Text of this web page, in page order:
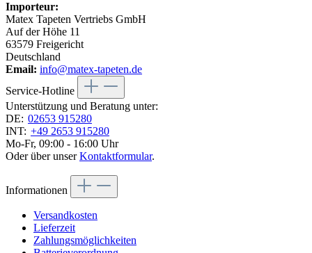
Importeur:
Matex Tapeten Vertriebs GmbH
Auf der Höhe 11
63579 Freigericht
Deutschland
Email: info@matex-tapeten.de
Service-Hotline
Unterstützung und Beratung unter:
DE: 02653 915280
INT: +49 2653 915280
Mo-Fr, 09:00 - 16:00 Uhr
Oder über unserKontaktformular.
Informationen
Versandkosten
Lieferzeit
Zahlungsmöglichkeiten